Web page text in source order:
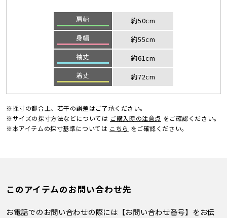
肩幅
約50cm
身幅
約55cm
袖丈
約61cm
着丈
約72cm
※採寸の都合上、若干の誤差はご了承ください。
※サイズの採寸方法などについては ご購入時の注意点 をご確認ください。
※本アイテムの採寸基準については こちら をご確認ください。
このアイテムのお問い合わせ先
お電話でのお問い合わせの際には【お問い合わせ番号】をお伝